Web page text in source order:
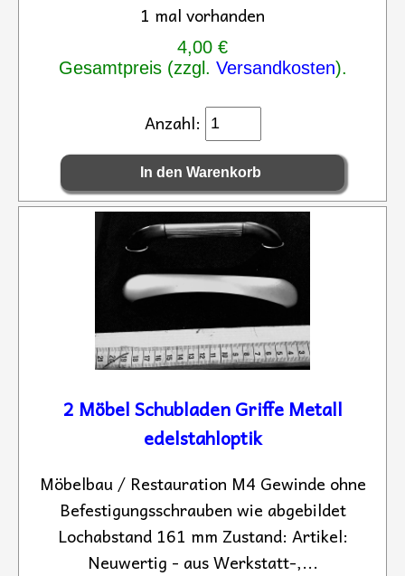
1 mal vorhanden
4,00 €
Gesamtpreis (zzgl. Versandkosten).
Anzahl:
2 Möbel Schubladen Griffe Metall
edelstahloptik
Möbelbau / Restauration M4 Gewinde ohne
Befestigungsschrauben wie abgebildet
Lochabstand 161 mm Zustand: Artikel:
Neuwertig - aus Werkstatt-,...